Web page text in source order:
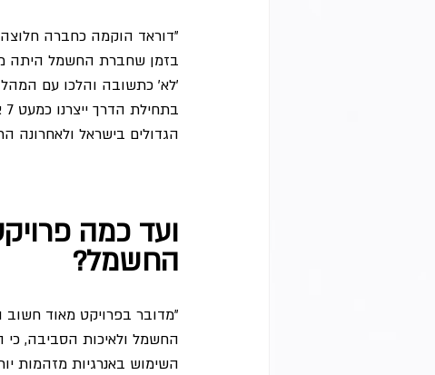
"דוראד הוקמה כחברה חלוצה
בזמן שחברת החשמל היתה
הגדולים בישראל ולאחרונה
החשמל?
"מדובר בפרויקט מאוד חשוב
החשמל ולאיכות הסביבה, כי
השימוש באנרגיות מזהמות